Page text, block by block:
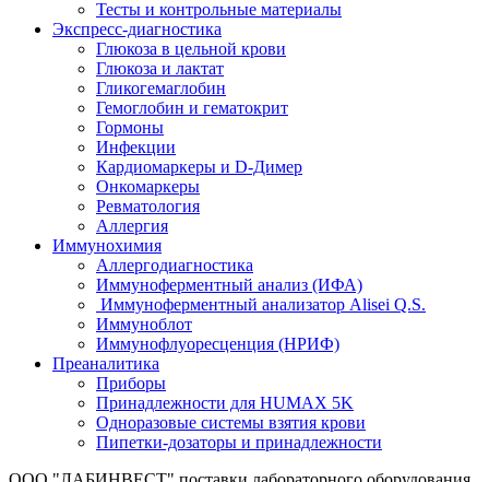
Тесты и контрольные материалы
Экспресс-диагностика
Глюкоза в цельной крови
Глюкоза и лактат
Гликогемаглобин
Гемоглобин и гематокрит
Гормоны
Инфекции
Кардиомаркеры и D-Димер
Онкомаркеры
Ревматология
Аллергия
Иммунохимия
Аллергодиагностика
Иммуноферментный анализ (ИФА)
Иммуноферментный анализатор Alisei Q.S.
Иммуноблот
Иммунофлуоресценция (НРИФ)
Преаналитика
Приборы
Принадлежности для HUMAX 5K
Одноразовые системы взятия крови
Пипетки-дозаторы и принадлежности